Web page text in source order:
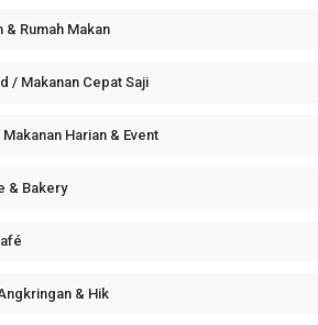
Rumah Makan
/ Makanan Cepat Saji
Harian & Event
& Bakery
& Hik